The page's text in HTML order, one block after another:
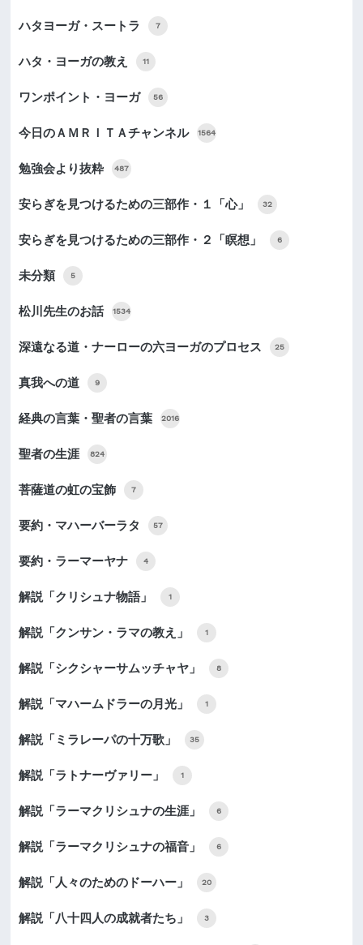
ハタヨーガ・スートラ 7
ハタ・ヨーガの教え 11
ワンポイント・ヨーガ 56
今日のＡＭＲＩＴＡチャンネル 1564
勉強会より抜粋 487
安らぎを見つけるための三部作・１「心」 32
安らぎを見つけるための三部作・２「瞑想」 6
未分類 5
松川先生のお話 1534
深遠なる道・ナーローの六ヨーガのプロセス 25
真我への道 9
経典の言葉・聖者の言葉 2016
聖者の生涯 824
菩薩道の虹の宝飾 7
要約・マハーバーラタ 57
要約・ラーマーヤナ 4
解説「クリシュナ物語」 1
解説「クンサン・ラマの教え」 1
解説「シクシャーサムッチャヤ」 8
解説「マハームドラーの月光」 1
解説「ミラレーパの十万歌」 35
解説「ラトナーヴァリー」 1
解説「ラーマクリシュナの生涯」 6
解説「ラーマクリシュナの福音」 6
解説「人々のためのドーハー」 20
解説「八十四人の成就者たち」 3